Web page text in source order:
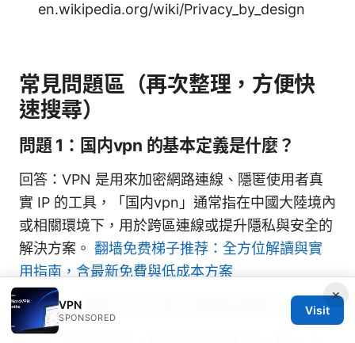
en.wikipedia.org/wiki/Privacy_by_design
常見問題區（再次整理，方便快
速搜尋）
問題 1：国内vpn 的基本定義是什麼？
回答：VPN 是用來加密網路連線、隱匿使用者真
實 IP 的工具，「国内vpn」通常指在中國大陸境內
或相關環境下，用於跨區連線或提升隱私與安全的
解決方案。 翻墙免费梯子推荐：全方位解讀與實
用指南，含最新免費與低成本方案
問題 2：使用 VPN 是否會違反當地法規？
×
VPN
SPONSORED
Visit